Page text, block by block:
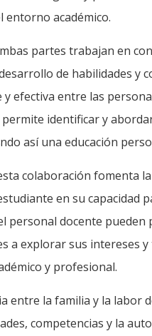
entorno académico.
partes trabajan en
de habilidades y
efectiva entre las
identificar y
así una educación
colaboración fomenta
en su capacidad
personal docente
a explorar sus intereses
y profesional.
entre la familia y la labor
competencias y la